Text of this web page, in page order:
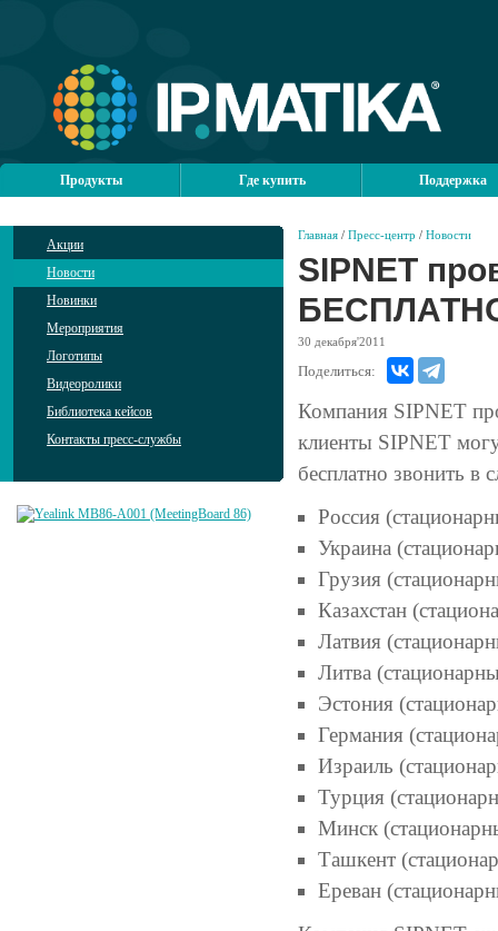
Продукты Где купить Поддержка
Акции
Новости
Новинки
Мероприятия
Логотипы
Видеоролики
Библиотека кейсов
Контакты пресс-службы
Главная / Пресс-центр / Новости
SIPNET
30 декабря'2011
Поделиться:
Компания SIPNET
клиенты SIPNET
бесплатно звонить в
Россия
Украина
Грузия
Казахстан
Латвия
Литва
Эстония
Германия
Израиль
Турция
Минск
Ташкент
Ереван